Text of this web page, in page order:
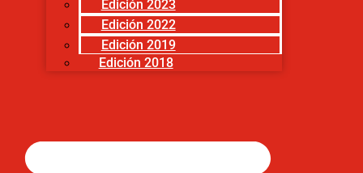
Edición 2023
Edición 2022
Edición 2019
Edición 2018